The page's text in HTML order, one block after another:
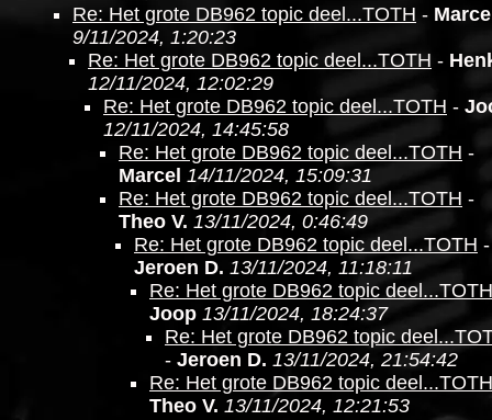
Re: Het grote DB962 topic deel...TOTH -
9/11/2024, 1:20:23
Re: Het grote DB962 topic deel...TOTH -
12/11/2024, 12:02:29
Re: Het grote DB962 topic deel...TOTH -
12/11/2024, 14:45:58
Re: Het grote DB962 topic deel...TOTH -
Marcel 14/11/2024, 15:09:31
Re: Het grote DB962 topic deel...TOTH -
Theo V. 13/11/2024, 0:46:49
Re: Het grote DB962 topic deel...TOTH -
Jeroen D. 13/11/2024, 11:18:11
Re: Het grote DB962 topic deel...TOTH
Joop 13/11/2024, 18:24:37
Re: Het grote DB962 topic
- Jeroen D. 13/11/2024, 21:54:42
Re: Het grote DB962 topic deel...TOTH
Theo V. 13/11/2024, 12:21:53